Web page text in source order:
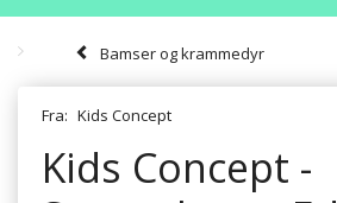
Bamser og krammedyr
Fra: Kids Concept
Kids Concept -